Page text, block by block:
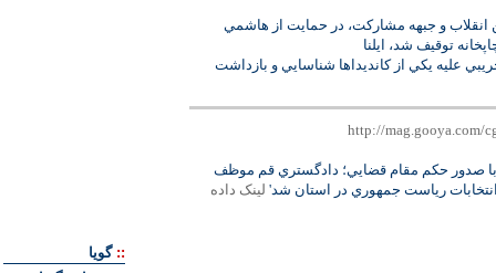
انقلاب و جبهه مشاركت، در حمايت از هاشمي
توقيف شد، ايلنا
عليه يكي از كانديداها شناسايي و بازداشت
صدور حكم مقام قضايي؛ دادگستري قم موظف
رياست جمهوري در استان شد' لينک داده
::گويا